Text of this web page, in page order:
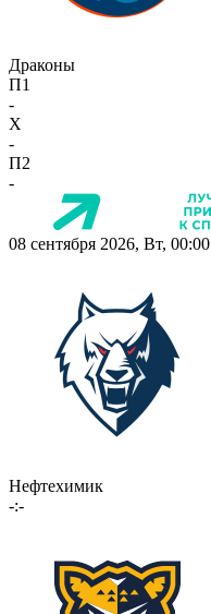
Драконы
П1
-
X
-
П2
-
08 сентября 2026, Вт, 00:00
Нефтехимик
-:-